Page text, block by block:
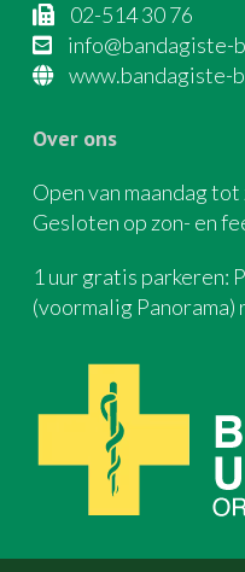
02-514 30 76
info@bandagiste-
www.bandagiste-
Over ons
Open van maandag
Gesloten op zon- en
1 uur gratis parkeren:
(voormalig Panorama)